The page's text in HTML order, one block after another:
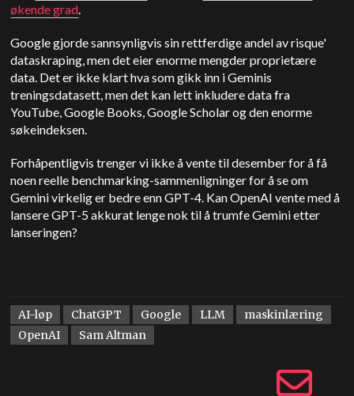
økende grad.
Google gjorde sannsynligvis sin rettferdige andel av risque'
dataskraping, men det eier enorme mengder proprietære
data. Det er ikke klart hva som gikk inn i Geminis
treningsdatasett, men det kan lett inkludere data fra
YouTube, Google Books, Google Scholar og den enorme
søkeindeksen.
Forhåpentligvis trenger vi ikke å vente til desember for å få
noen reelle benchmarking-sammenligninger for å se om
Gemini virkelig er bedre enn GPT-4. Kan OpenAI vente med å
lansere GPT-5 akkurat lenge nok til å trumfe Gemini etter
lanseringen?
AI-løp ChatGPT Google LLM
maskinlæring
OpenAI
Sam Altman